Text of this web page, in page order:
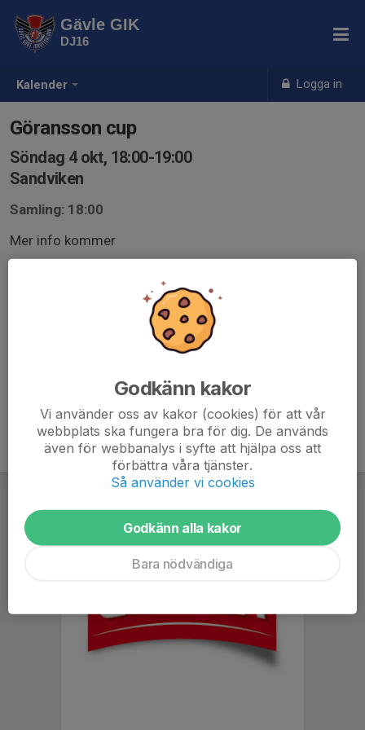
Kalender Logga in
Gävle GIK
DJ16
Göransson cup
Söndag 4 okt, 18:00-19:00
Sandviken
Samling: 18:00
Mer info kommer
Godkänn kakor
Vi använder oss av kakor (cookies) för att vår
webbplats ska fungera bra för dig. De används
även för webbanalys i syfte att hjälpa oss att
förbättra våra tjänster.
Så använder vi cookies
Godkänn alla kakor
Bara nödvändiga